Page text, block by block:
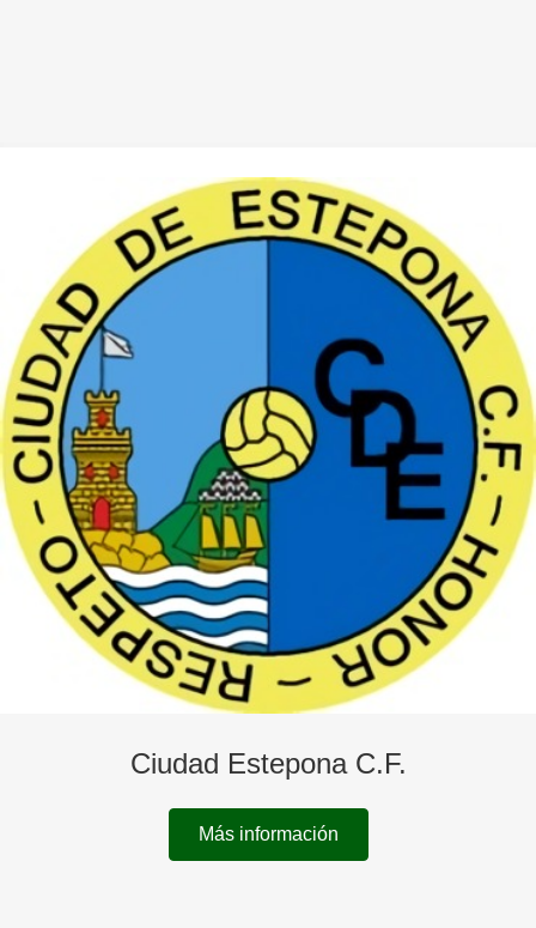
Ciudad Estepona C.F.
Más información